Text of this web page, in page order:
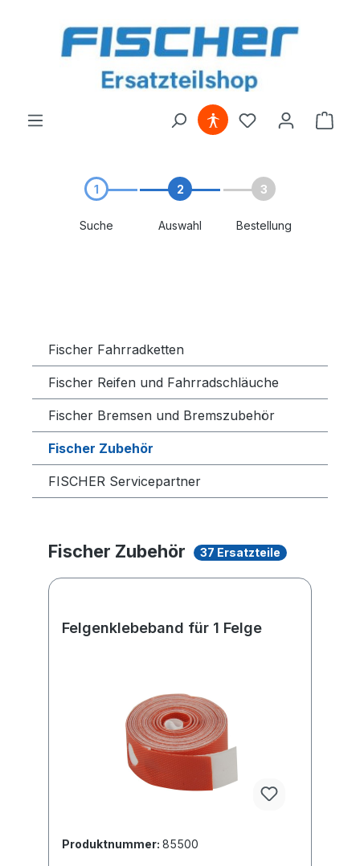
1
Suche
2
Auswahl
3
Bestellung
Fischer Fahrradketten
Fischer Reifen und Fahrradschläuche
Fischer Bremsen und Bremszubehör
Fischer Zubehör
FISCHER Servicepartner
Fischer Zubehör 37 Ersatzteile
Felgenklebeband für 1 Felge
Produktnummer: 85500